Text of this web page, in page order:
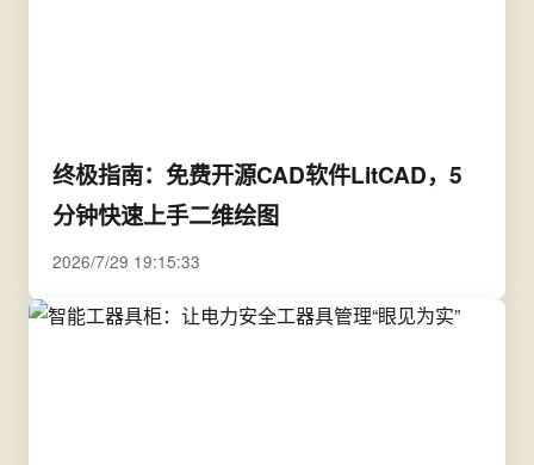
终极指南：免费开源CAD软件LitCAD，5
分钟快速上手二维绘图
2026/7/29 19:15:33